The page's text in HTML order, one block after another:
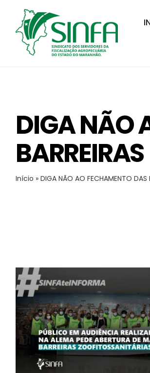
conteúdo
DIGA NÃO
BARREIRAS
Início » DIGA NÃO AO FECHAMENTO DAS